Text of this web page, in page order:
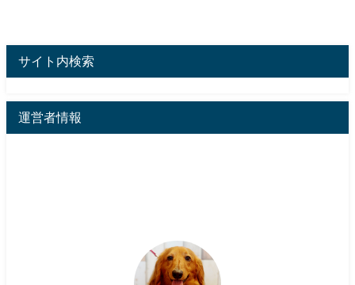
サイト内検索
運営者情報